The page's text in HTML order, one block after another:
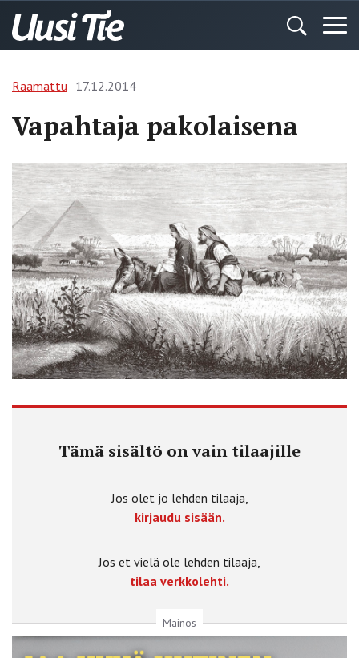
Raamattu 17.12.2014
Vapahtaja pakolaisena
Tämä sisältö on vain tilaajille
Jos olet jo lehden tilaaja,
kirjaudu sisään.
Jos et vielä ole lehden tilaaja,
tilaa verkkolehti.
Mainos